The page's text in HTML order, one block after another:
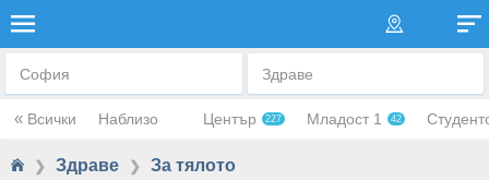
София Здраве
« Всички Наблизо Център 227 Младост 1 42
❯ Здраве ❯ За тялото